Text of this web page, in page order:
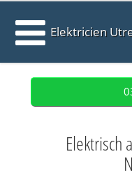
Elektricien
Elektrisch